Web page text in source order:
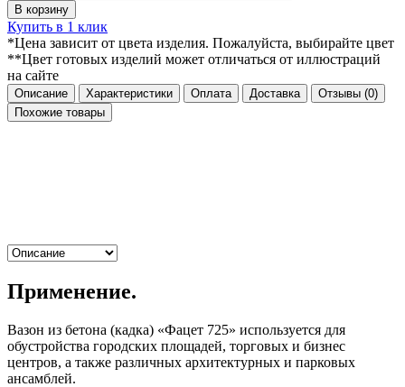
В корзину
Купить в 1 клик
*Цена зависит от цвета изделия. Пожалуйста, выбирайте цвет
**Цвет готовых изделий может отличаться от иллюстраций
на сайте
Описание Характеристики Оплата Доставка Отзывы (0)
Похожие товары
Применение.
Вазон из бетона (кадка) «Фацет 725» используется для
обустройства городских площадей, торговых и бизнес
центров, а также различных архитектурных и парковых
ансамблей.